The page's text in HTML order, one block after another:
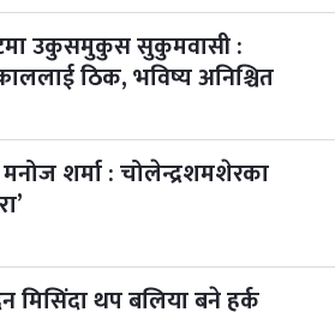
उकुसमुकुस सुकुमवासी :
ठिक, भविष्य अनिश्चित
मनोज शर्मा : चोलेन्द्रशमशेरका
मिसिंदा थप बलिया बने हर्क